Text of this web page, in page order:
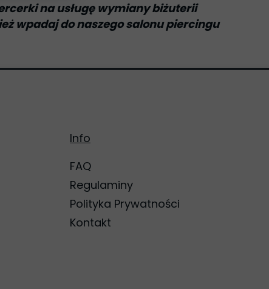
na usługę wymiany biżuterii
wpadaj do naszego salonu piercingu
Info
FAQ
Regulaminy
Polityka Prywatności
Kontakt